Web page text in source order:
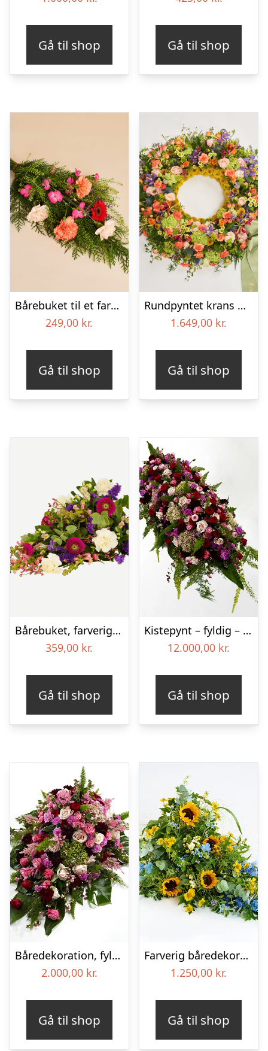
Gå til shop Gå til shop
Bårebuket til et farverigt minde
249,00 kr.
Gå til shop
Rundpyntet krans med bånd – Et farverigt farvel
1.649,00 kr.
Gå til shop
Bårebuket, farverig (Floristens kreative valg)
359,00 kr.
Gå til shop
Kistepynt – fyldig – Blomster til begravelse
12.000,00 kr.
Gå til shop
Båredekoration, fyldig – Blomster til begravelse
2.000,00 kr.
Gå til shop
Farverig båredekoration i gul og blå – Blomster til begravelse
1.250,00 kr.
Gå til shop